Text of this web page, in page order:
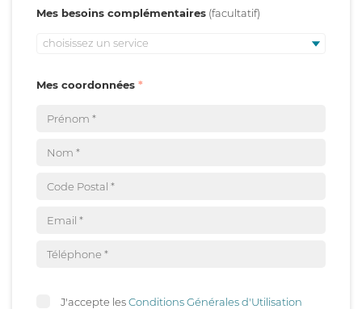
Mes besoins complémentaires
choisissez un service
Mes coordonnées
J'accepte lesConditions Générales d'Utilisation